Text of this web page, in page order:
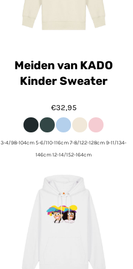
Meiden van KADO
Kinder Sweater
€32,95
3-4/98-104cm 5-6/110-116cm 7-8/122-128cm 9-11/134-
146cm 12-14/152-164cm